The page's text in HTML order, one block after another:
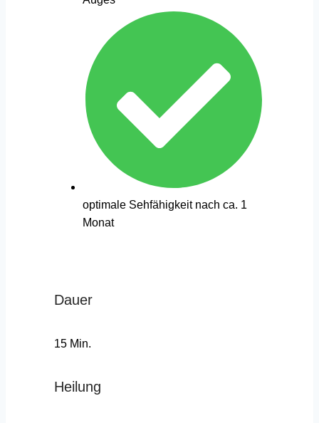
optimale Sehfähigkeit nach ca. 1
Monat
Dauer
15 Min.
Heilung